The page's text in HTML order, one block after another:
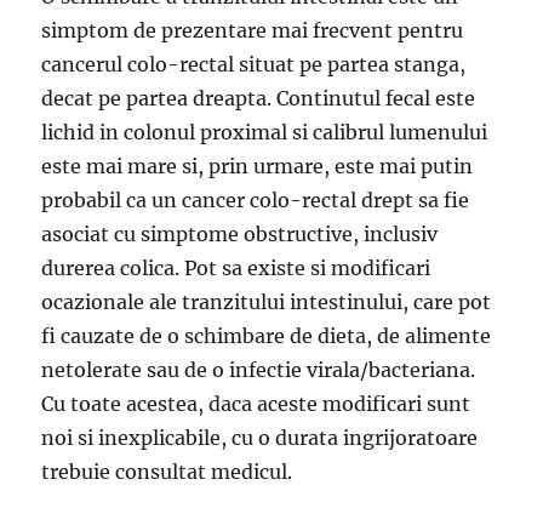
simptom de prezentare mai frecvent pentru
cancerul colo-rectal situat pe partea stanga,
decat pe partea dreapta. Continutul fecal este
lichid in colonul proximal si calibrul lumenului
este mai mare si, prin urmare, este mai putin
probabil ca un cancer colo-rectal drept sa fie
asociat cu simptome obstructive, inclusiv
durerea colica. Pot sa existe si modificari
ocazionale ale tranzitului intestinului, care pot
fi cauzate de o schimbare de dieta, de alimente
netolerate sau de o infectie virala/bacteriana.
Cu toate acestea, daca aceste modificari sunt
noi si inexplicabile, cu o durata ingrijoratoare
trebuie consultat medicul.